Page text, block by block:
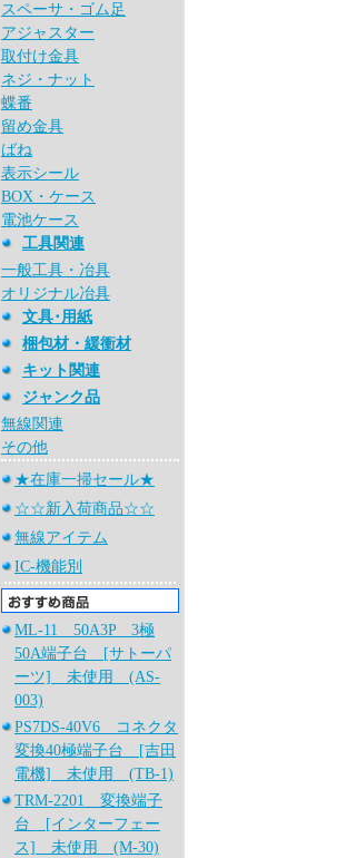
スペーサ・ゴム足
アジャスター
取付け金具
ネジ・ナット
蝶番
留め金具
ばね
表示シール
BOX・ケース
電池ケース
工具関連
一般工具・冶具
オリジナル冶具
文具･用紙
梱包材・緩衝材
キット関連
ジャンク品
無線関連
その他
★在庫一掃セール★
☆☆新入荷商品☆☆
無線アイテム
IC-機能別
ML-11 50A3P 3極
50A端子台 [サトーパ
ーツ] 未使用 (AS-
003)
PS7DS-40V6 コネクタ
変換40極端子台 [吉田
電機] 未使用 (TB-1)
TRM-2201 変換端子
台 [インターフェー
ス] 未使用 (M-30)